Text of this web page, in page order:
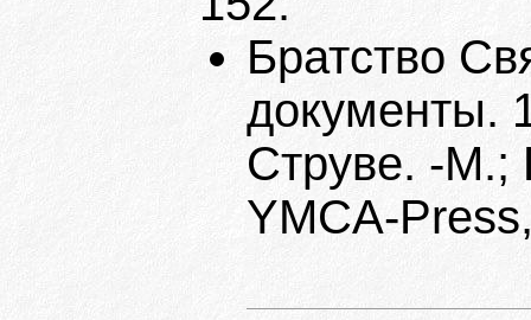
Братство
документы.
Струве. -М.;
YMCA-